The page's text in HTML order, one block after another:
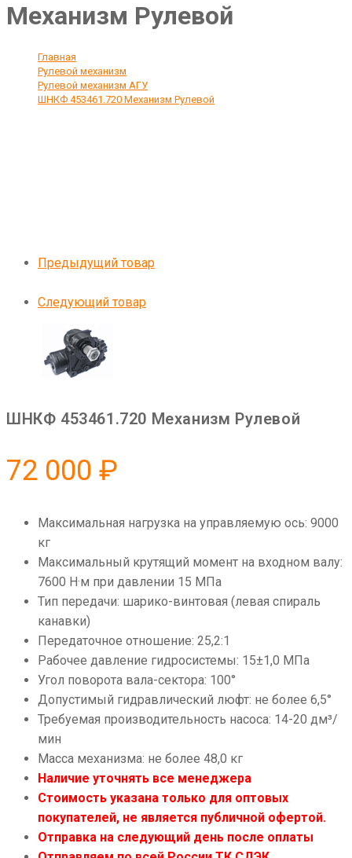
Механизм Рулевой
Главная
Рулевой механизм
Рулевой механизм АГУ
ШНКФ 453461.720 Механизм Рулевой
Предыдущий товар
Следующий товар
ШНКФ 453461.720 Механизм Рулевой
72 000 ₽
Максимальная нагрузка на управляемую ось: 9000
кг
Максимальный крутящий момент на входном валу:
7600 Н·м при давлении 15 МПа
Тип передачи: шарико-винтовая (левая спираль
канавки)
Передаточное отношение: 25,2:1
Рабочее давление гидросистемы: 15±1,0 МПа
Угол поворота вала-сектора: 100°
Допустимый гидравлический люфт: не более 6,5°
Требуемая производительность насоса: 14-20 дм³/
мин
Масса механизма: не более 48,0 кг
Наличие уточнять все менеджера
Стоимость указана только для оптовых
покупателей, не является публичной офертой.
Отправка на следующий день после оплаты